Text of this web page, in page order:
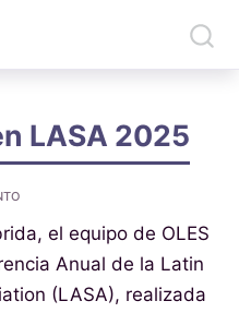
LASA 2025
el equipo de OLES
Anual de la Latin
(LASA), realizada